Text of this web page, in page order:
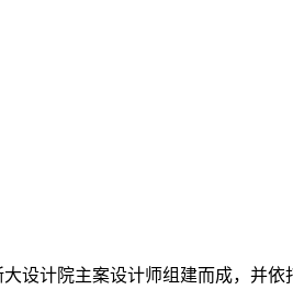
设计院主案设计师组建而成，并